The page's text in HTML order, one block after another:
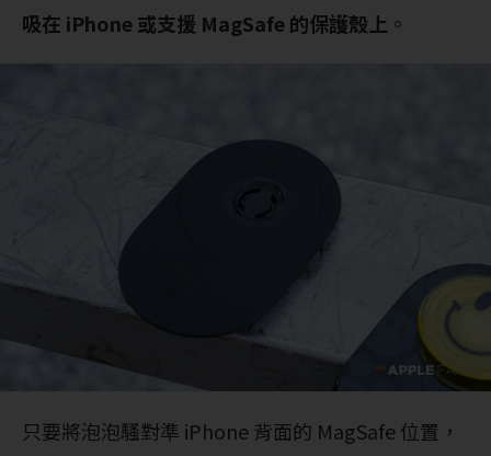
吸在 iPhone 或支援 MagSafe 的保護殼上 。
只要將泡泡騷對準 iPhone 背面的 MagSafe 位置，